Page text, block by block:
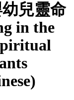
兒靈命
in the